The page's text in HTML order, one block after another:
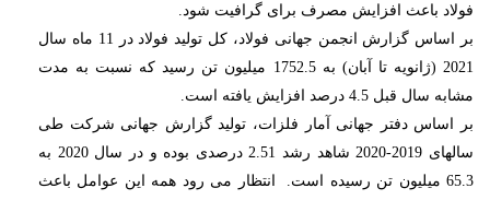
فولاد باعث افزایش مصرف برای گرافیت شود.
بر اساس گزارش انجمن جهانی فولاد، کل تولید فولاد در 11 ماه سال
2021 (ژانویه تا آبان) به 1752.5 میلیون تن رسید که نسبت به مدت
مشابه سال قبل 4.5 درصد افزایش یافته است.
بر اساس دفتر جهانی آمار فلزات، تولید گزارش جهانی شرکت طی
سالهای 2019-2020 شاهد رشد 2.51 درصدی بوده و در سال 2020 به
65.3 میلیون تن رسیده است. انتظار می رود همه این عوامل باعث